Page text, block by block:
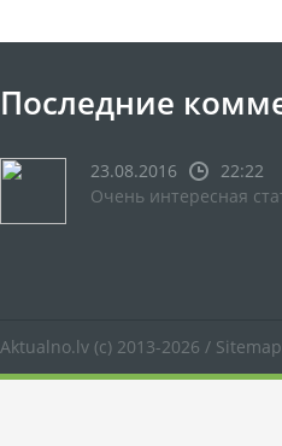
Последние
23.08.2016
22:22
Очень интересная
Aktualno.lv (c) 2013-2026 / Sitemap